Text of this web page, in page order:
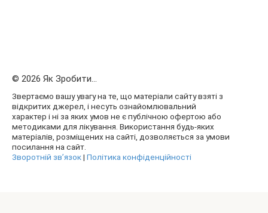
© 2026 Як Зробити...
Звертаємо вашу увагу на те, що матеріали сайту взяті з
відкритих джерел, і несуть ознайомлювальний
характер і ні за яких умов не є публічною офертою або
методиками для лікування. Використання будь-яких
матеріалів, розміщених на сайті, дозволяється за умови
посилання на сайт.
Зворотній зв’язок| Політика конфіденційності